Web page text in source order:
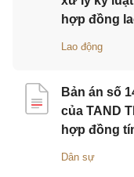
hợp đồng
Lao động
Bản án số
của TAND
hợp đồng
Dân sự